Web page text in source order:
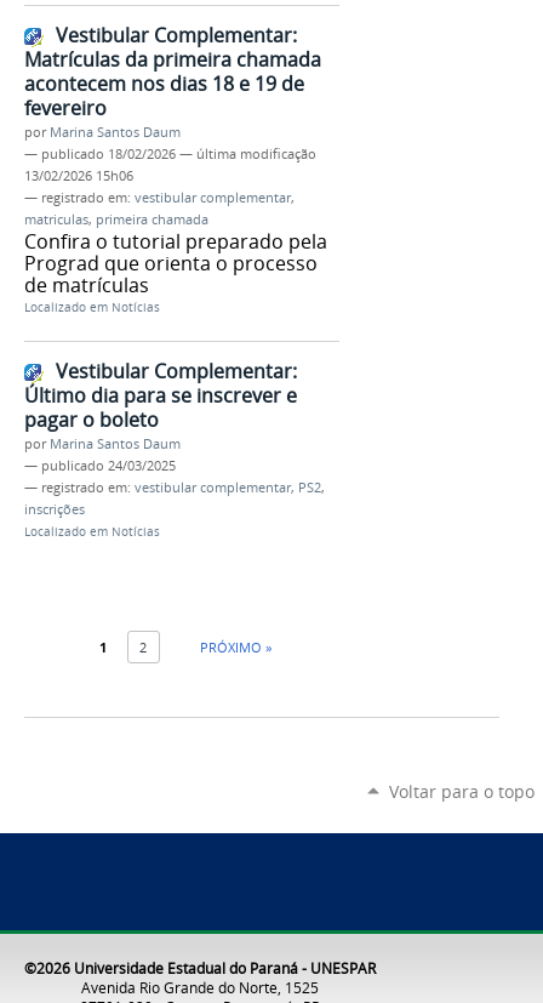
Vestibular Complementar:
Matrículas da primeira chamada
acontecem nos dias 18 e 19 de
fevereiro
por Marina Santos Daum
— publicado 18/02/2026 — última modificação
13/02/2026 15h06
— registrado em: vestibular complementar,
matriculas, primeira chamada
Confira o tutorial preparado pela
Prograd que orienta o processo
de matrículas
Localizado em Notícias
Vestibular Complementar:
Último dia para se inscrever e
pagar o boleto
por Marina Santos Daum
— publicado 24/03/2025
— registrado em: vestibular complementar, PS2,
inscrições
Localizado em Notícias
1 2 PRÓXIMO »
Voltar para o topo
©2026 Universidade Estadual do Paraná - UNESPAR
Avenida Rio Grande do Norte, 1525